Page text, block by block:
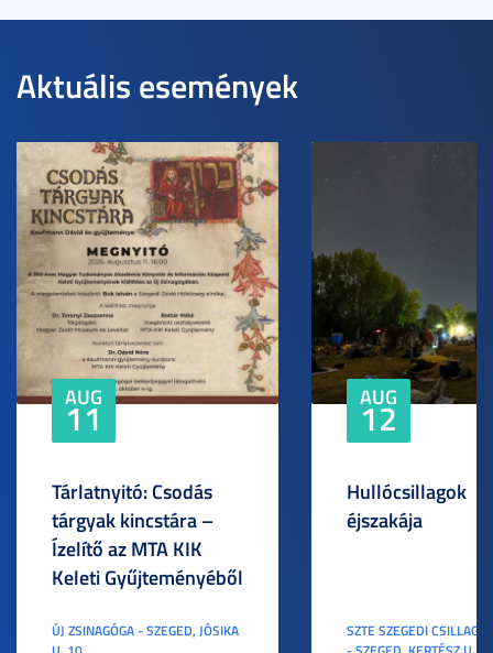
Aktuális események
AUG
11
Tárlatnyitó: Csodás
tárgyak kincstára –
Ízelítő az MTA KIK
Keleti Gyűjteményéből
ÚJ ZSINAGÓGA - SZEGED, JÓSIKA
AUG
12
Hullócsillagok
éjszakája
SZTE SZEGEDI